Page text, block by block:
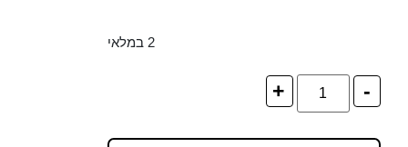
2 במלאי
-
+